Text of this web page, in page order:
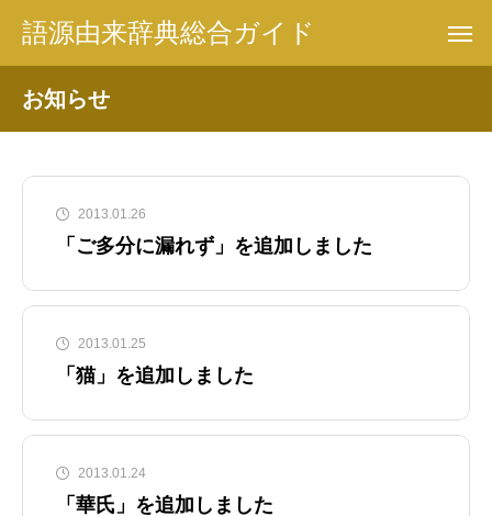
語源由来辞典総合ガイド
お知らせ
2013.01.26
「ご多分に漏れず」を追加しました
2013.01.25
「猫」を追加しました
2013.01.24
「華氏」を追加しました